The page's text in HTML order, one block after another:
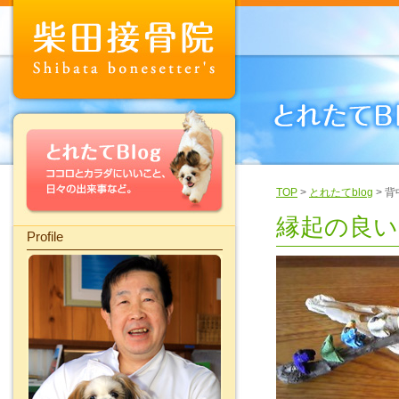
Profile
TOP > とれたてblog > 背
縁起の良